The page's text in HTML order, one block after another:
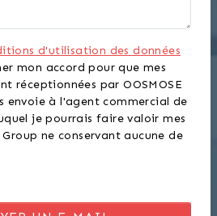
d'utilisation des données
mon accord pour que mes
réceptionnées par OOSMOSE
envoie à l'agent commercial de
je pourrais faire valoir mes
Group ne conservant aucune de